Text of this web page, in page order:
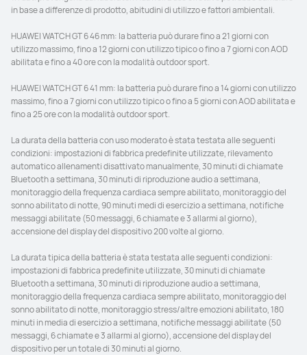
in base a differenze di prodotto, abitudini di utilizzo e fattori ambientali.
HUAWEI WATCH GT 6 46 mm: la batteria può durare fino a 21 giorni con
utilizzo massimo, fino a 12 giorni con utilizzo tipico o fino a 7 giorni con AOD
abilitata e fino a 40 ore con la modalità outdoor sport.
HUAWEI WATCH GT 6 41 mm: la batteria può durare fino a 14 giorni con utilizzo
massimo, fino a 7 giorni con utilizzo tipico o fino a 5 giorni con AOD abilitata e
fino a 25 ore con la modalità outdoor sport.
La durata della batteria con uso moderato è stata testata alle seguenti
condizioni: impostazioni di fabbrica predefinite utilizzate, rilevamento
automatico allenamenti disattivato manualmente, 30 minuti di chiamate
Bluetooth a settimana, 30 minuti di riproduzione audio a settimana,
monitoraggio della frequenza cardiaca sempre abilitato, monitoraggio del
sonno abilitato di notte, 90 minuti medi di esercizio a settimana, notifiche
messaggi abilitate (50 messaggi, 6 chiamate e 3 allarmi al giorno),
accensione del display del dispositivo 200 volte al giorno.
La durata tipica della batteria è stata testata alle seguenti condizioni:
impostazioni di fabbrica predefinite utilizzate, 30 minuti di chiamate
Bluetooth a settimana, 30 minuti di riproduzione audio a settimana,
monitoraggio della frequenza cardiaca sempre abilitato, monitoraggio del
sonno abilitato di notte, monitoraggio stress/altre emozioni abilitato, 180
minuti in media di esercizio a settimana, notifiche messaggi abilitate (50
messaggi, 6 chiamate e 3 allarmi al giorno), accensione del display del
dispositivo per un totale di 30 minuti al giorno.